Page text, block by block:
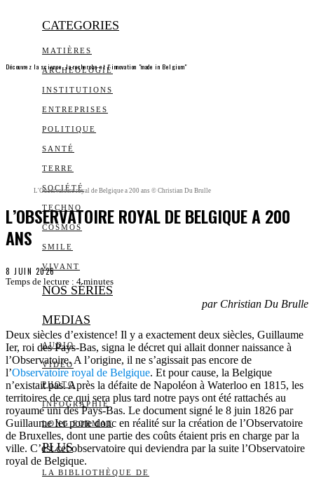
CATEGORIES
MATIÈRES
ARCHEOLOGIE
INSTITUTIONS
ENTREPRISES
POLITIQUE
SANTÉ
TERRE
SOCIÉTÉ
TECHNO
COSMOS
SMILE
VIVANT
NOS SÉRIES
MEDIAS
AUDIO
VIDÉO
PHOTO
INFOGRAPHIE
LONG FORMAT
PLUS
LA BIBLIOTHÈQUE DE
Découvrez la science, la recherche et l’innovation "made in Belgium"
L'Observatoire royal de Belgique a 200 ans © Christian Du Brulle
L’OBSERVATOIRE ROYAL DE BELGIQUE A 200
ANS
8 JUIN 2026
Temps de lecture : 4 minutes
par Christian Du Brulle
Deux siècles d’existence! Il y a exactement deux siècles, Guillaume
Ier, roi des Pays-Bas, signa le décret qui allait donner naissance à
l’Observatoire. A l’origine, il ne s’agissait pas encore de
l’Observatoire royal de Belgique. Et pour cause, la Belgique
n’existait pas. Après la défaite de Napoléon à Waterloo en 1815, les
territoires de ce qui sera plus tard notre pays ont été rattachés au
royaume uni des Pays-Bas. Le document signé le 8 juin 1826 par
Guillaume Ier porte donc en réalité sur la création de l’Observatoire
de Bruxelles, dont une partie des coûts étaient pris en charge par la
ville. C’est cet observatoire qui deviendra par la suite l’Observatoire
royal de Belgique.